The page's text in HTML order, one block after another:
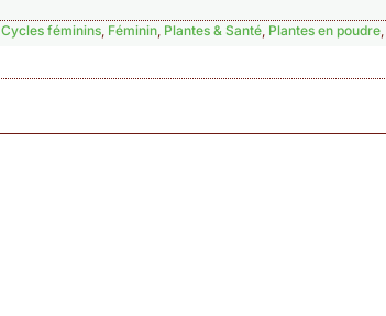
,Cycles féminins Féminin Plantes & Santé Plantes en poudre